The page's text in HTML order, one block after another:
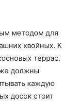
методом для
хвойных. К
террас.
должны
каждую
досок стоит